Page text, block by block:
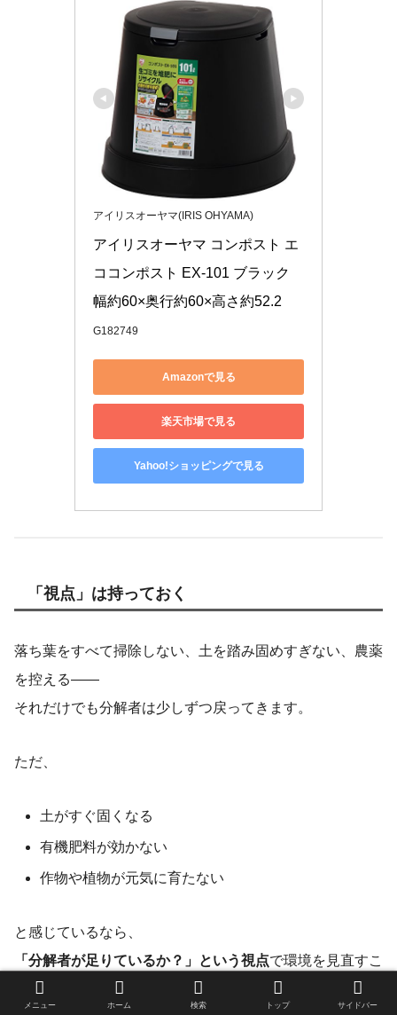
アイリスオーヤマ(IRIS OHYAMA)
アイリスオーヤマ コンポスト エ
ココンポスト EX-101 ブラック
幅約60×奥行約60×高さ約52.2
G182749
Amazonで見る
楽天市場で見る
Yahoo!ショッピングで見る
「視点」は持っておく
落ち葉をすべて掃除しない、土を踏み固めすぎない、農薬
を控える――
それだけでも分解者は少しずつ戻ってきます。
ただ、
土がすぐ固くなる
有機肥料が効かない
作物や植物が元気に育たない
と感じているなら、
「分解者が足りているか？」という視点で環境を見直すこ
メニュー ホーム 検索 トップ サイドバー